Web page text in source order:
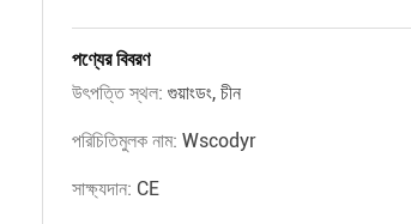
পণ্যের বিবরণ
উৎপত্তি স্থল: গুয়াংডং, চীন
পরিচিতিমুলক নাম: Wscodyr
সাক্ষ্যদান: CE